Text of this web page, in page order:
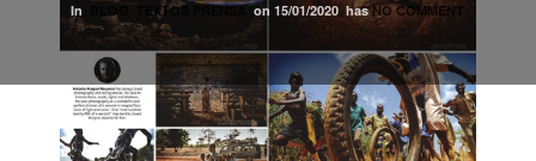
In BLOG TEXTOS PRENSA on15/01/2020 hasNO COMMENT